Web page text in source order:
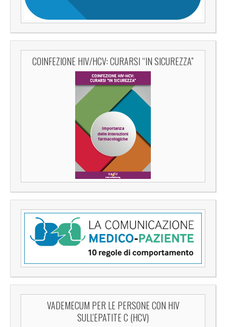
COINFEZIONE HIV/HCV: CURARSI “IN SICUREZZA”
VADEMECUM PER LE PERSONE CON HIV
SULL'EPATITE C (HCV)